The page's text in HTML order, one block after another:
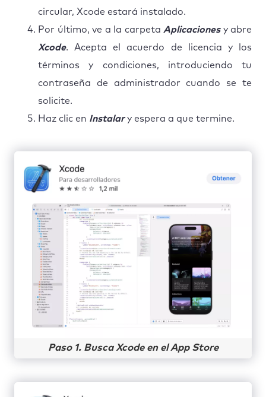
circular, Xcode estará instalado.
Por último, ve a la carpeta Aplicacionesy abre
Xcode. Acepta el acuerdo de licencia y los
términos y condiciones, introduciendo tu
contraseña de administrador cuando se te
solicite.
Haz clic en Instalary espera a que termine.
Paso 1. Busca Xcode en el App Store